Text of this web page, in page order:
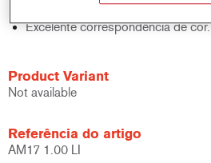
concentrados Cromax.
Excelente correspondência de cor.
Product Variant
Not available
Referência do artigo
AM17 1.00 LI